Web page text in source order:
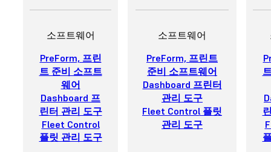
소프트웨어
PreForm, 프린
트 준비 소프트
웨어
Dashboard 프
린터 관리 도구
Fleet Control
플릿 관리 도구
소프트웨어
PreForm, 프린트
준비 소프트웨어
Dashboard 프린터
관리 도구
Fleet Control 플릿
관리 도구